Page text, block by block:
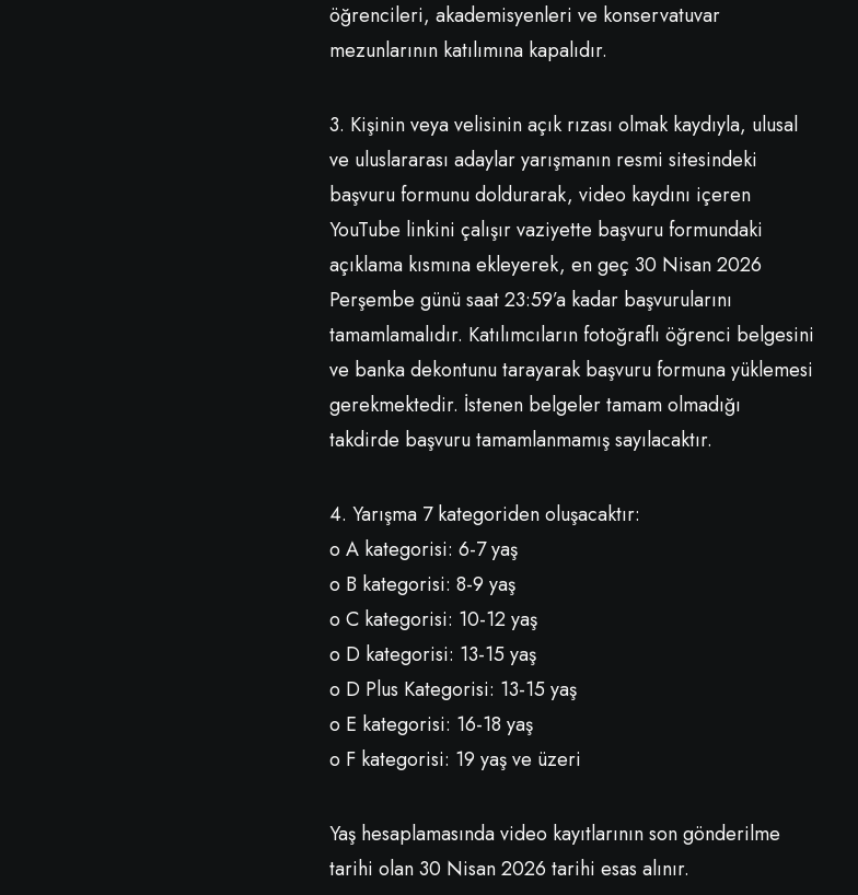
öğrencileri, akademisyenleri ve konservatuvar
mezunlarının katılımına kapalıdır.
3. Kişinin veya velisinin açık rızası olmak kaydıyla, ulusal
ve uluslararası adaylar yarışmanın resmi sitesindeki
başvuru formunu doldurarak, video kaydını içeren
YouTube linkini çalışır vaziyette başvuru formundaki
açıklama kısmına ekleyerek, en geç 30 Nisan 2026
Perşembe günü saat 23:59’a kadar başvurularını
tamamlamalıdır. Katılımcıların fotoğraflı öğrenci belgesini
ve banka dekontunu tarayarak başvuru formuna yüklemesi
gerekmektedir. İstenen belgeler tamam olmadığı
takdirde başvuru tamamlanmamış sayılacaktır.
4. Yarışma 7 kategoriden oluşacaktır:
o A kategorisi: 6-7 yaş
o B kategorisi: 8-9 yaş
o C kategorisi: 10-12 yaş
o D kategorisi: 13-15 yaş
o D Plus Kategorisi: 13-15 yaş
o E kategorisi: 16-18 yaş
o F kategorisi: 19 yaş ve üzeri
Yaş hesaplamasında video kayıtlarının son gönderilme
tarihi olan 30 Nisan 2026 tarihi esas alınır.